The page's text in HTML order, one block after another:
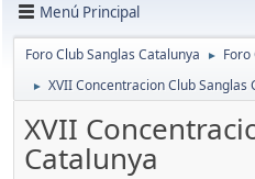
Menú Principal
Foro Club Sanglas Catalunya ► Foro
► XVII Concentracion Club Sanglas
XVII
Catalunya